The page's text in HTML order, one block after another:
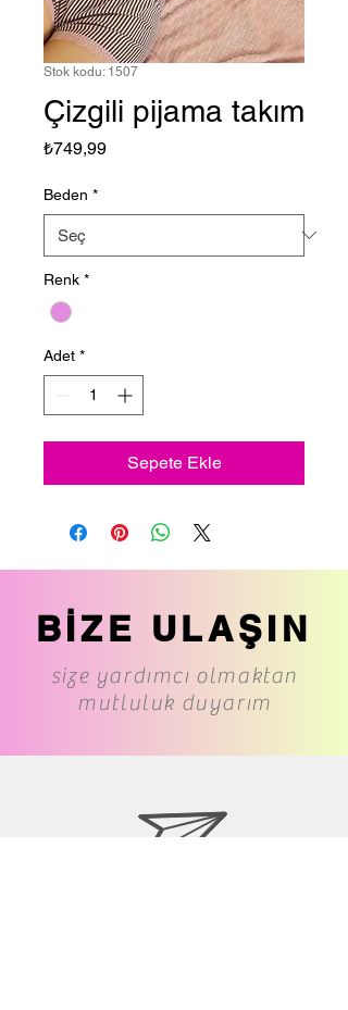
Stok kodu: 1507
Çizgili pijama takım
₺749,99Fiyat
Beden *
Renk *
Adet *
Sepete Ekle
BİZE ULAŞIN
size yardımcı olmaktan
mutluluk duyarım